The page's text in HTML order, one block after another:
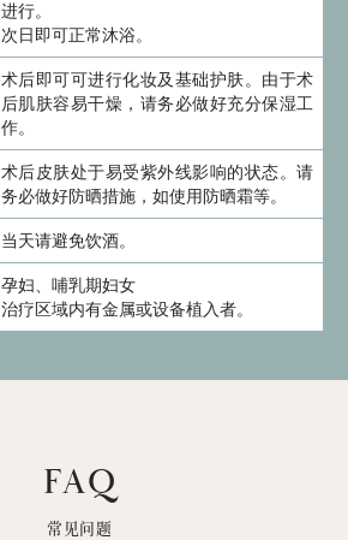
进行。
次日即可正常沐浴。
术后即可可进行化妆及基础护肤。由于术
后肌肤容易干燥，请务必做好充分保湿工
作。
术后皮肤处于易受紫外线影响的状态。请
务必做好防晒措施，如使用防晒霜等。
当天请避免饮酒。
孕妇、哺乳期妇女
治疗区域内有金属或设备植入者。
FAQ
常见问题